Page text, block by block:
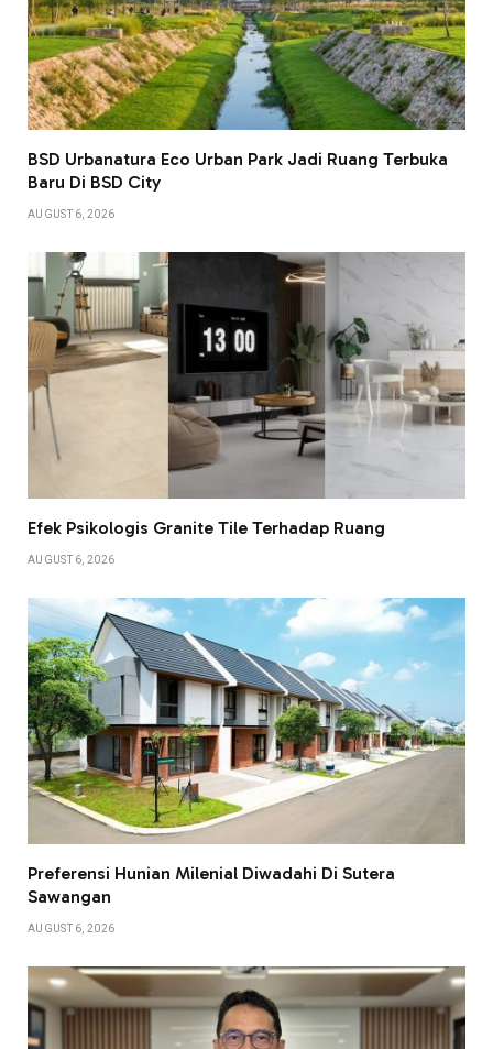
BSD Urbanatura Eco Urban Park Jadi Ruang Terbuka
Baru Di BSD City
AUGUST 6, 2026
Efek Psikologis Granite Tile Terhadap Ruang
AUGUST 6, 2026
Preferensi Hunian Milenial Diwadahi Di Sutera
Sawangan
AUGUST 6, 2026